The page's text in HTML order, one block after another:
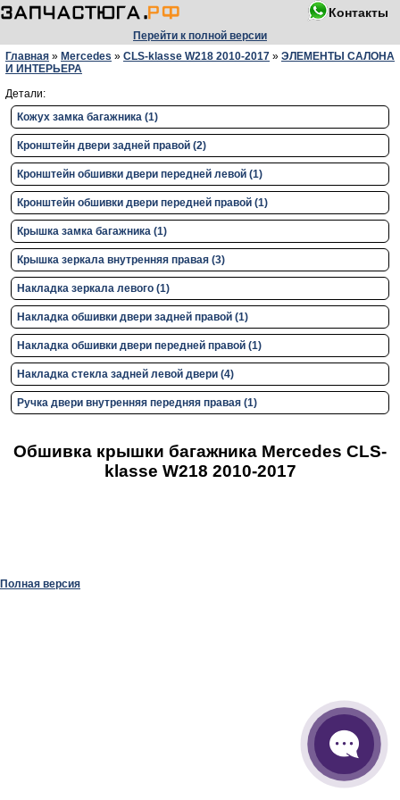
Контакты
Перейти к полной версии
Главная » Mercedes » CLS-klasse W218 2010-2017 » ЭЛЕМЕНТЫ САЛОНА
И ИНТЕРЬЕРА
Детали:
Кожух замка багажника (1)
Кронштейн двери задней правой (2)
Кронштейн обшивки двери передней левой (1)
Кронштейн обшивки двери передней правой (1)
Крышка замка багажника (1)
Крышка зеркала внутренняя правая (3)
Накладка зеркала левого (1)
Накладка обшивки двери задней правой (1)
Накладка обшивки двери передней правой (1)
Накладка стекла задней левой двери (4)
Ручка двери внутренняя передняя правая (1)
Обшивка крышки багажника Mercedes CLS-
klasse W218 2010-2017
Полная версия